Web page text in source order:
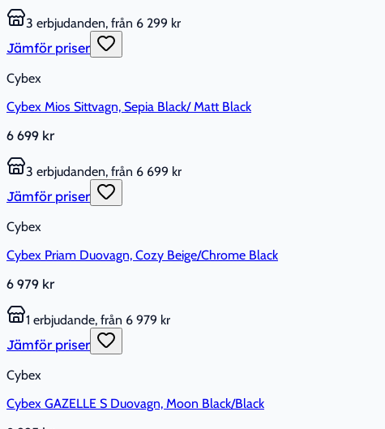
3 erbjudanden, från 6 299 kr
Jämför priser
Cybex
Cybex Mios Sittvagn, Sepia Black/ Matt Black
6 699 kr
3 erbjudanden, från 6 699 kr
Jämför priser
Cybex
Cybex Priam Duovagn, Cozy Beige/Chrome Black
6 979 kr
1 erbjudande, från 6 979 kr
Jämför priser
Cybex
Cybex GAZELLE S Duovagn, Moon Black/Black